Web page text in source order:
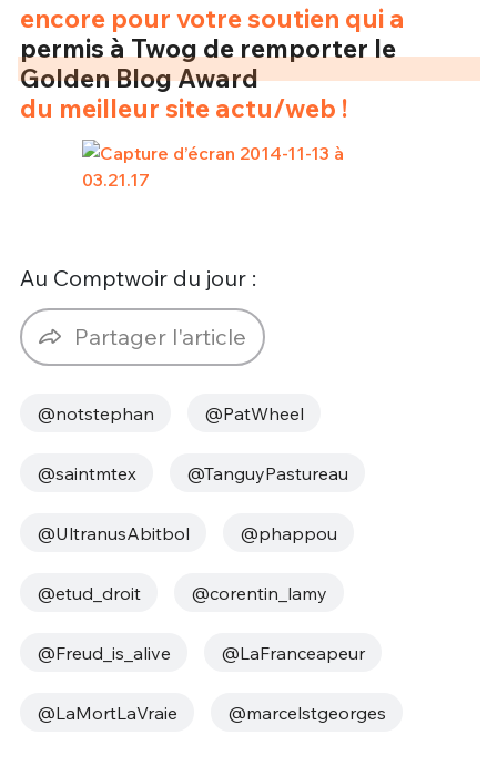
encore pour votre soutien qui a
permis à Twog de remporter le
Golden Blog Award
du meilleur site actu/web !
Au Comptwoir du jour :
Partager l'article
@notstephan @PatWheel
@saintmtex @TanguyPastureau
@UltranusAbitbol @phappou
@etud_droit @corentin_lamy
@Freud_is_alive @LaFranceapeur
@LaMortLaVraie @marcelstgeorges